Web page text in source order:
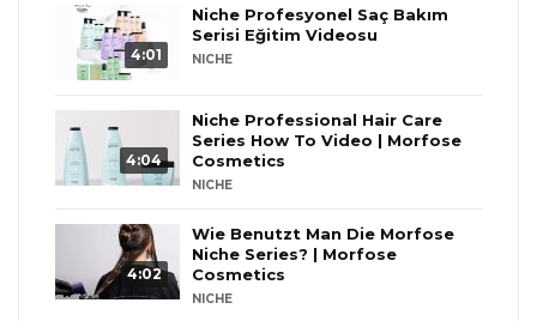
4:01
Niche Profesyonel Saç Bakım
Serisi Eğitim Videosu
NICHE
4:04
Niche Professional Hair Care
Series How To Video | Morfose
Cosmetics
NICHE
4:02
Wie Benutzt Man Die Morfose
Niche Series? | Morfose
Cosmetics
NICHE